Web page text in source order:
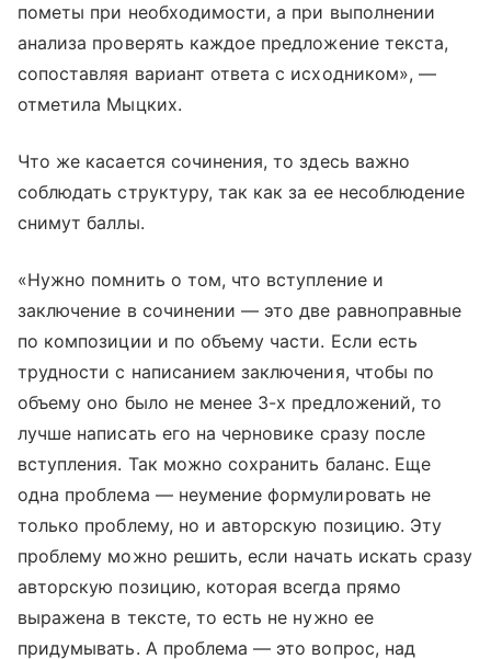
пометы при необходимости, а при выполнении
анализа проверять каждое предложение текста,
сопоставляя вариант ответа с исходником», —
отметила Мыцких.
Что же касается сочинения, то здесь важно
соблюдать структуру, так как за ее несоблюдение
снимут баллы.
«Нужно помнить о том, что вступление и
заключение в сочинении — это две равноправные
по композиции и по объему части. Если есть
трудности с написанием заключения, чтобы по
объему оно было не менее 3-х предложений, то
лучше написать его на черновике сразу после
вступления. Так можно сохранить баланс. Еще
одна проблема — неумение формулировать не
только проблему, но и авторскую позицию. Эту
проблему можно решить, если начать искать сразу
авторскую позицию, которая всегда прямо
выражена в тексте, то есть не нужно ее
придумывать. А проблема — это вопрос, над